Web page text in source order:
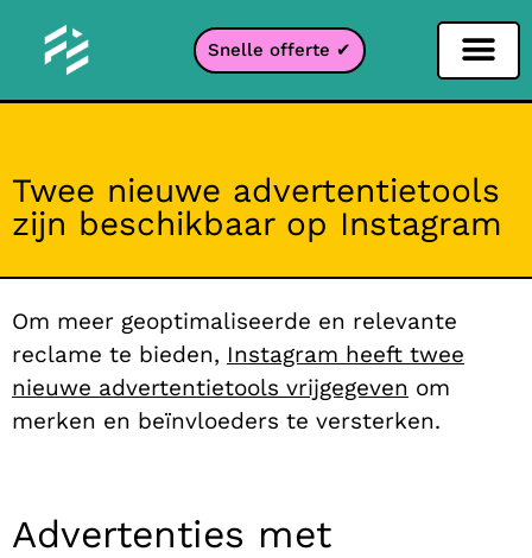
Snelle offerte ✔
Twee nieuwe advertentietools
zijn beschikbaar op Instagram
Om meer geoptimaliseerde en relevante
reclame te bieden, Instagram heeft twee
nieuwe advertentietools vrijgegeven om
merken en beïnvloeders te versterken.
Advertenties met